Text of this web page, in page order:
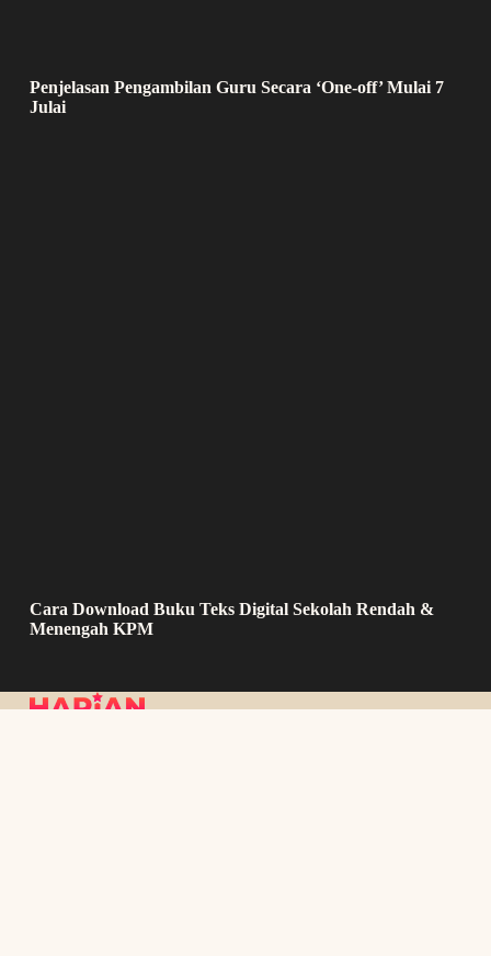
Penjelasan Pengambilan Guru Secara ‘One-off’ Mulai 7
Julai
Cara Download Buku Teks Digital Sekolah Rendah &
Menengah KPM